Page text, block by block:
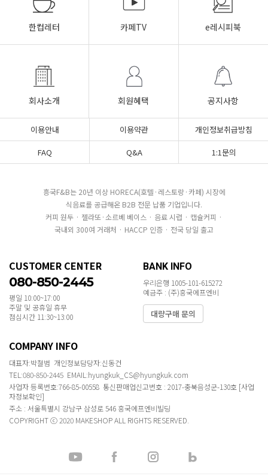
한컵레터 카페TV e레시피북
회사소개 회원혜택 공지사항
이용안내 이용약관
개인정보취급방침
FAQ
Q&A 1:1문의
흥국F&B는 20년 이상 HORECA(호텔·레스토랑·카페) 시장에
식음료를 공급해온 B2B 전문 납품 기업입니다.
커피 원두 · 젤라또·소르베 베이스 · 음료 시럽 · 캡슐커피 ·
국내외 300여 거래처 · HACCP 인증 · 전국 당일 출고
CUSTOMER CENTER
080-850-2445
평일 10:00~17:00
주말 및 공휴일 휴무
점심시간 11:30~13:00
BANK INFO
우리은행 1005-101-615272
예금주 : (주)흥국에프엔비
대량구매 문의
COMPANY INFO
대표자:박철범 개인정보담당자:신동건
TEL:080-850-2445 EMAIL:hyungkuk_CS@hyungkuk.com
사업자 등록번호:766-85-00558 통신판매업신고번호 : 2017-충북음성군-130호 [사업
자정보확인]
주소 : 서울특별시 강남구 삼성로 546 흥국에프엔비빌딩
COPYRIGHT ⓒ 2020 MAKESHOP ALL RIGHTS RESERVED.